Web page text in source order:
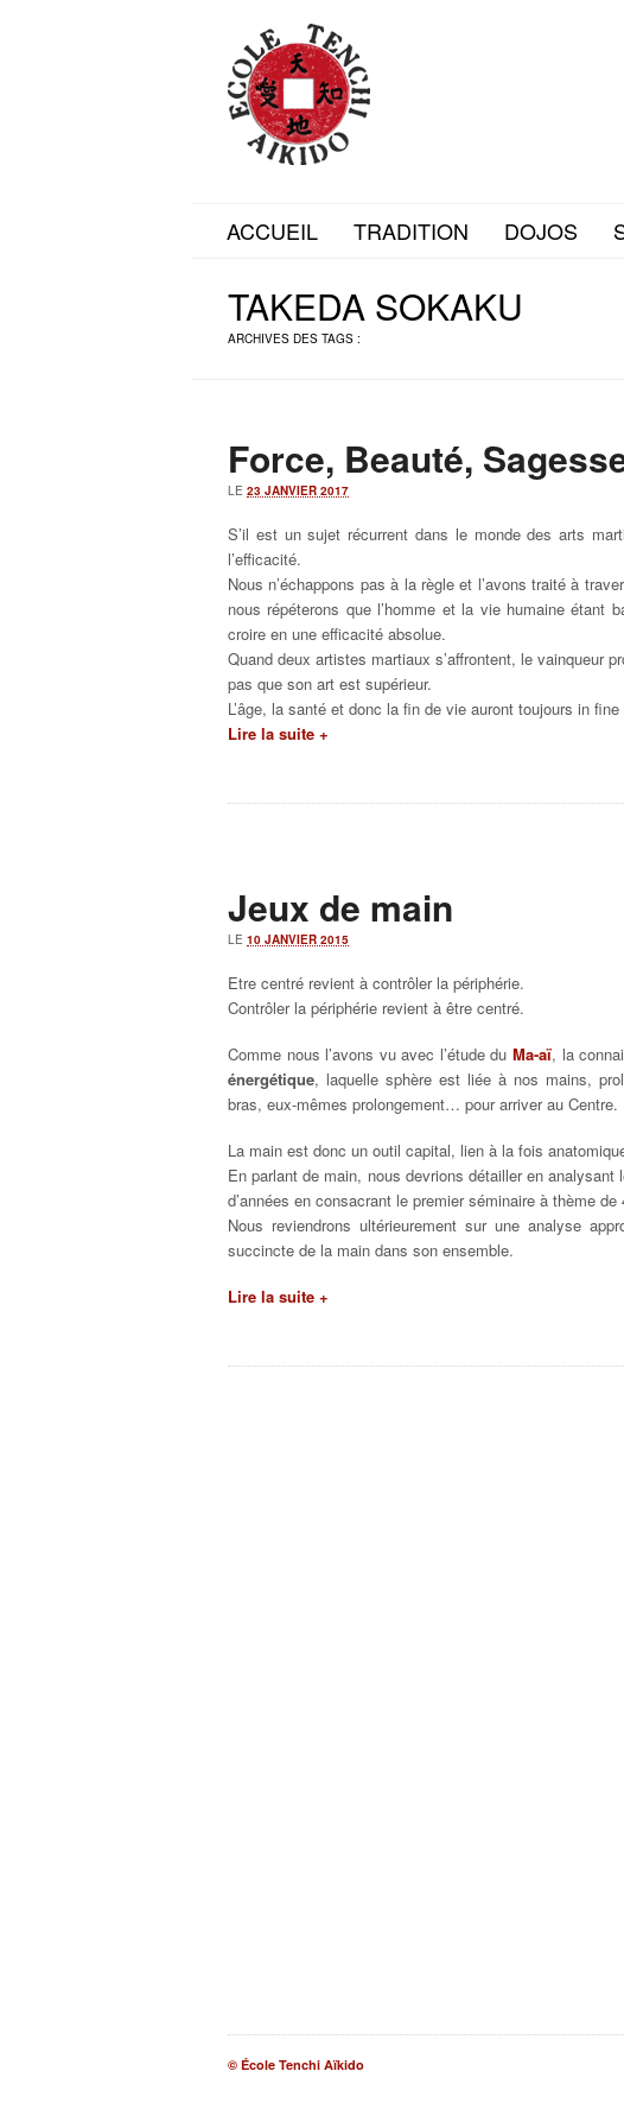
ACCUEIL TRADITION DOJOS
ARCHIVES DES TAGS :
TAKEDA SOKAKU
Force, Beauté,
LE 23 JANVIER 2017
S’il est un sujet récurrent dans le monde des arts
l’efficacité.
Nous n’échappons pas à la règle et l’avons traité à
nous répéterons que l’homme et la vie humaine étant
croire en une efficacité absolue.
Quand deux artistes martiaux s’affrontent, le vainqueur
pas que son art est supérieur.
L’âge, la santé et donc la fin de vie auront toujours in
Lire la suite +
Jeux de main
LE 10 JANVIER 2015
Etre centré revient à contrôler la périphérie.
Contrôler la périphérie revient à être centré.
Comme nous l’avons vu avec l’étude duMa-aï, la
énergétique, laquelle sphère est liée à nos mains,
bras, eux-mêmes prolongement… pour arriver au Centre.
La main est donc un outil capital, lien à la fois
En parlant de main, nous devrions détailler en
d’années en consacrant le premier séminaire à thème
Nous reviendrons ultérieurement sur une analyse
succincte de la main dans son ensemble.
Lire la suite +
© École Tenchi Aïkido